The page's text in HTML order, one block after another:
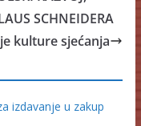
SCHNEIDERA
kulture sjećanja
izdavanje u zakup